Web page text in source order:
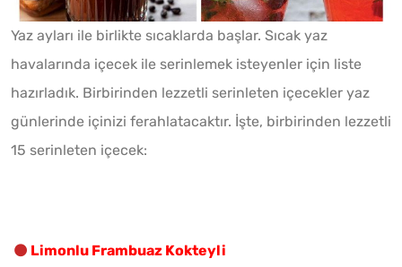
Yaz ayları ile birlikte sıcaklarda başlar. Sıcak yaz
havalarında içecek ile serinlemek isteyenler için liste
hazırladık. Birbirinden lezzetli serinleten içecekler yaz
günlerinde içinizi ferahlatacaktır. İşte, birbirinden lezzetli
15 serinleten içecek:
Limonlu Frambuaz Kokteyli